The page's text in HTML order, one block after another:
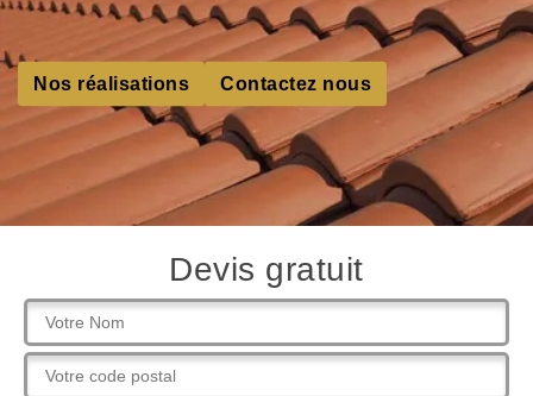
Nos réalisations Contactez nous
Devis gratuit